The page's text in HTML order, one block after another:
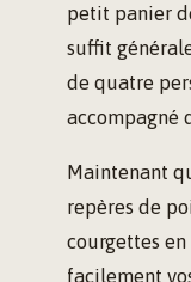
petit panier
suffit
de quatre
accompagné
Maintenant
repères de
courgettes
facilement